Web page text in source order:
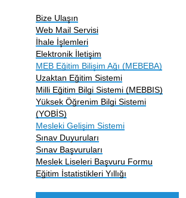
Bize Ulaşın
Web Mail Servisi
İhale İşlemleri
Elektronik İletişim
MEB Eğitim Bilişim Ağı (MEBEBA)
Uzaktan Eğitim Sistemi
Milli Eğitim Bilgi Sistemi (MEBBIS)
Yüksek Öğrenim Bilgi Sistemi
(YOBİS)
Mesleki Gelişim Sistemi
Sınav Duyuruları
Sınav Başvuruları
Meslek Liseleri Başvuru Formu
Eğitim İstatistikleri Yıllığı